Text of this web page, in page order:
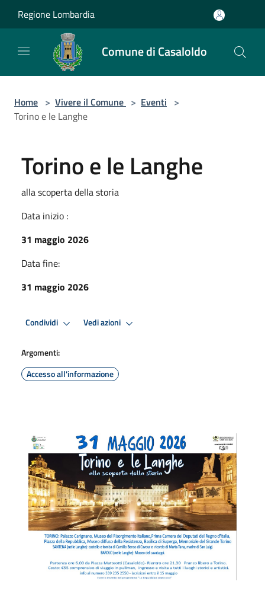
Regione Lombardia
Comune di Casaloldo
Home > Vivere il Comune > Eventi >
Torino e le Langhe
Torino e le Langhe
alla scoperta della storia
Data inizio :
31 maggio 2026
Data fine:
31 maggio 2026
Condividi Vedi azioni
Argomenti:
Accesso all'informazione